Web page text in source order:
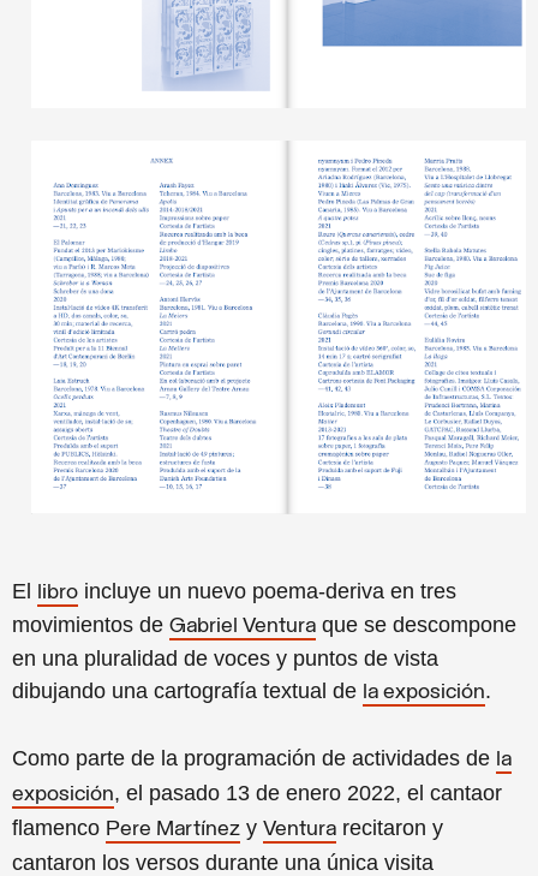
El libro incluye un nuevo poema-deriva en tres
movimientos de Gabriel Ventura que se descompone
en una pluralidad de voces y puntos de vista
dibujando una cartografía textual de la exposición.
Como parte de la programación de actividades de la
exposición, el pasado 13 de enero 2022, el cantaor
flamenco Pere Martínez y Ventura recitaron y
cantaron los versos durante una única visita